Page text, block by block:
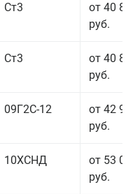
Ст3
от 40
руб.
Ст3
от 40
руб.
09Г2С-12
от 42
руб.
10ХСНД
от 53
руб.